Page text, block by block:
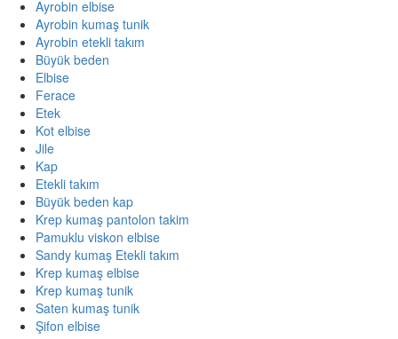
Ayrobin elbise
Ayrobin kumaş tunik
Ayrobin etekli takım
Büyük beden
Elbise
Ferace
Etek
Kot elbise
Jile
Kap
Etekli takım
Büyük beden kap
Krep kumaş pantolon takim
Pamuklu viskon elbise
Sandy kumaş Etekli takım
Krep kumaş elbise
Krep kumaş tunik
Saten kumaş tunik
Şifon elbise